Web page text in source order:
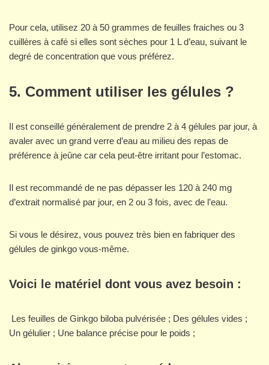
Pour cela, utilisez 20 à 50 grammes de feuilles fraiches ou 3
cuillères à café si elles sont sèches pour 1 L d’eau, suivant le
degré de concentration que vous préférez.
5. Comment utiliser les gélules ?
Il est conseillé généralement de prendre 2 à 4 gélules par jour, à
avaler avec un grand verre d’eau au milieu des repas de
préférence à jeûne car cela peut-être irritant pour l’estomac.
Il est recommandé de ne pas dépasser les 120 à 240 mg
d’extrait normalisé par jour, en 2 ou 3 fois, avec de l’eau.
Si vous le désirez, vous pouvez très bien en fabriquer des
gélules de ginkgo vous-même.
Voici le matériel dont vous avez besoin :
Les feuilles de Ginkgo biloba pulvérisée ; Des gélules vides ;
Un gélulier ; Une balance précise pour le poids ;